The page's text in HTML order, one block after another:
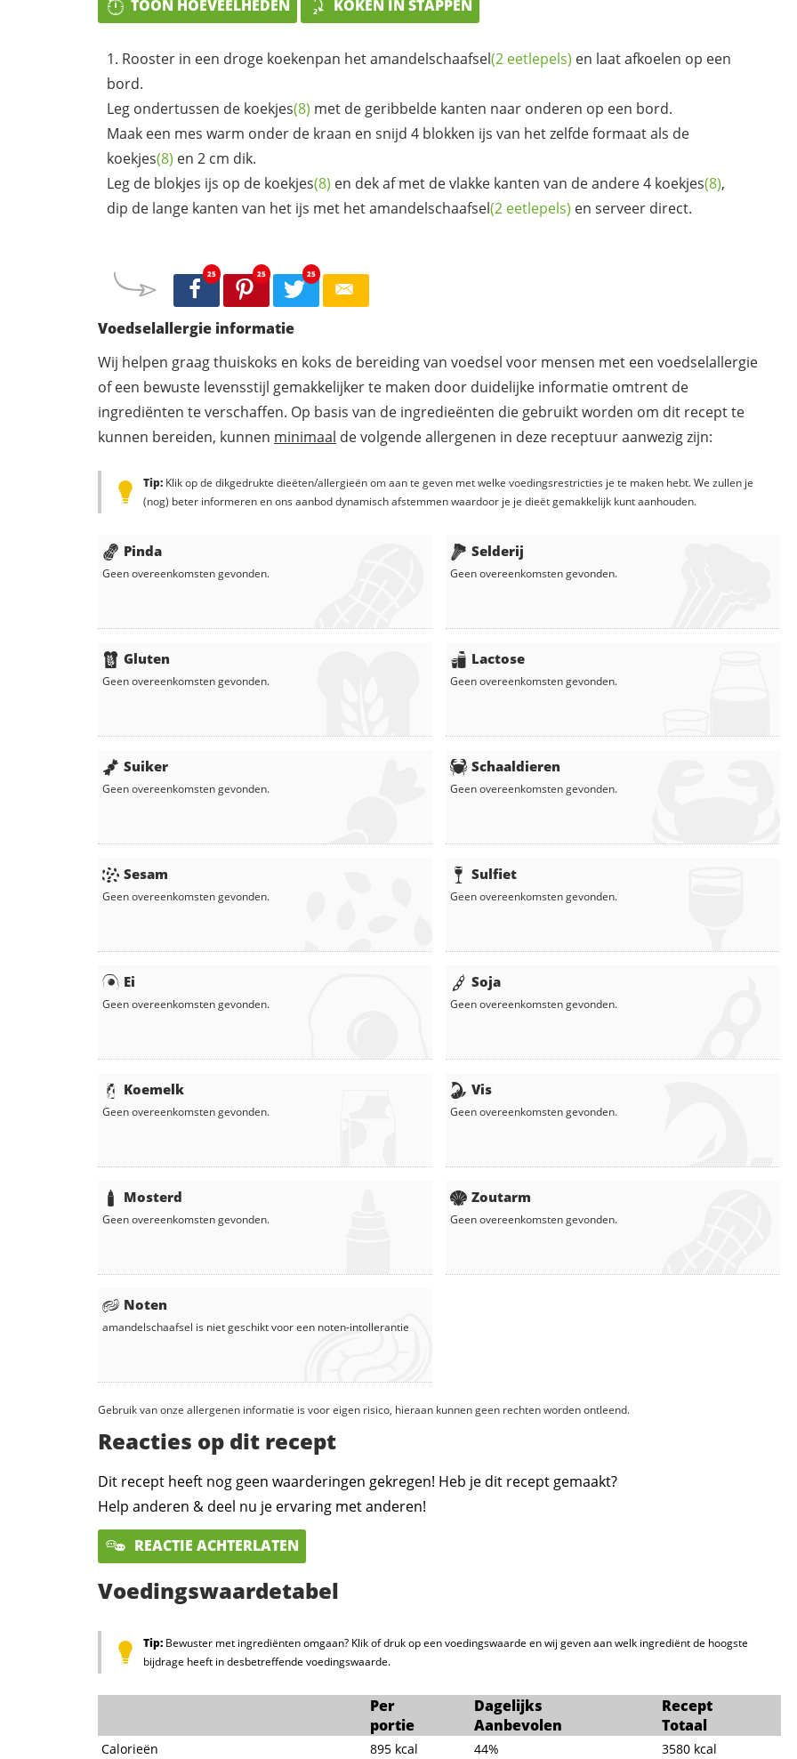
TOON HOEVEELHEDEN KOKEN IN STAPPEN
Rooster in een droge koekenpan hetamandelschaafsel(2 eetlepels) en laat afkoelen op een
bord.
Leg ondertussen de koekjes(8) met de geribbelde kanten naar onderen op een bord.
Maak een mes warm onder de kraan en snijd 4 blokken ijs van het zelfde formaat als de
koekjes(8) en 2 cm dik.
Leg de blokjes ijs op de koekjes(8) en dek af met de vlakke kanten van de andere 4 koekjes(8),
dip de lange kanten van het ijs met hetamandelschaafsel(2 eetlepels) en serveer direct.
25 25 25
Voedselallergie informatie
Wij helpen graag thuiskoks en koks de bereiding van voedsel voor mensen met een voedselallergie
of een bewuste levensstijl gemakkelijker te maken door duidelijke informatie omtrent de
ingrediënten te verschaffen. Op basis van de ingredieënten die gebruikt worden om dit recept te
kunnen bereiden, kunnen minimaal de volgende allergenen in deze receptuur aanwezig zijn:
Tip: Klik op de dikgedrukte dieëten/allergieën om aan te geven met welke voedingsrestricties je te maken hebt. We zullen je
(nog) beter informeren en ons aanbod dynamisch afstemmen waardoor je je dieët gemakkelijk kunt aanhouden.
Pinda
Geen overeenkomsten gevonden.
Gluten
Geen overeenkomsten gevonden.
Suiker
Geen overeenkomsten gevonden.
Sesam
Geen overeenkomsten gevonden.
Ei
Geen overeenkomsten gevonden.
Koemelk
Geen overeenkomsten gevonden.
Mosterd
Geen overeenkomsten gevonden.
Noten
amandelschaafsel is niet geschikt voor een noten-intollerantie
Selderij
Geen overeenkomsten gevonden.
Lactose
Geen overeenkomsten gevonden.
Schaaldieren
Geen overeenkomsten gevonden.
Sulfiet
Geen overeenkomsten gevonden.
Soja
Geen overeenkomsten gevonden.
Vis
Geen overeenkomsten gevonden.
Zoutarm
Geen overeenkomsten gevonden.
Gebruik van onze allergenen informatie is voor eigen risico, hieraan kunnen geen rechten worden ontleend.
Reacties op dit recept
Dit recept heeft nog geen waarderingen gekregen! Heb je dit recept gemaakt?
Help anderen & deel nu je ervaring met anderen!
REACTIE ACHTERLATEN
Voedingswaardetabel
Tip: Bewuster met ingrediënten omgaan? Klik of druk op een voedingswaarde en wij geven aan welk ingrediënt de hoogste
bijdrage heeft in desbetreffende voedingswaarde.
Per
portie
Dagelijks
Aanbevolen
Recept
Totaal
Calorieën 895 kcal 44% 3580 kcal